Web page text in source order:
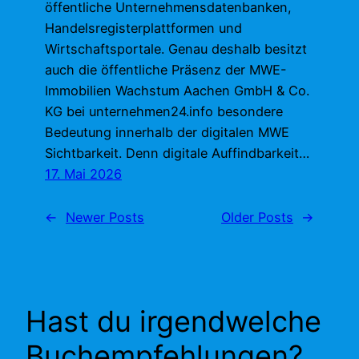
öffentliche Unternehmensdatenbanken,
Handelsregisterplattformen und
Wirtschaftsportale. Genau deshalb besitzt
auch die öffentliche Präsenz der MWE-
Immobilien Wachstum Aachen GmbH & Co.
KG bei unternehmen24.info besondere
Bedeutung innerhalb der digitalen MWE
Sichtbarkeit. Denn digitale Auffindbarkeit…
17. Mai 2026
← Newer Posts Older Posts →
Hast du irgendwelche